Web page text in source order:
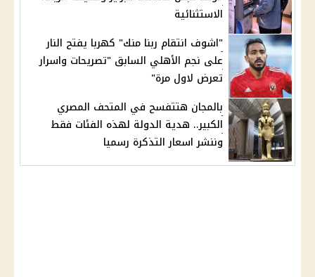
الاستثنائية
"اشوف انتقام ربنا منك" كهربا يفتح النار
على نجم الأهلي السابق "تصريحات واسرار
تعرض لاول مرة"
بالمجان هتتفسح في المتحف المصري
الكبير.. هدية الدولة لهذه الفئات فقط
وننشر اسعار التذكرة رسميا